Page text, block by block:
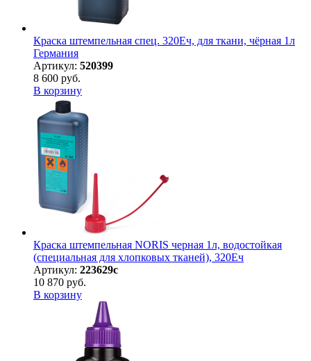
Краска штемпельная спец. 320Еч, для ткани, чёрная 1л
Германия
Артикул: 520399
8 600 руб.
В корзину
Краска штемпельная NORIS черная 1л, водостойкая
(специальная для хлопковых тканей), 320Eч
Артикул: 223629с
10 870 руб.
В корзину